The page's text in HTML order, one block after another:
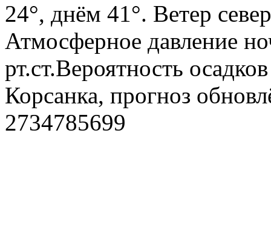
24°, днём 41°. Ветер
Атмосферное давление
рт.ст.Вероятность
Корсанка, прогноз
2734785699